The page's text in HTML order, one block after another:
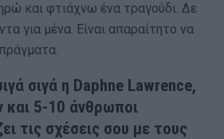
και φτιάχνω ένα τραγούδι. Δε
για μένα. Είναι απαραίτητο να
σιγά η Daphne Lawrence,
και 5-10 άνθρωποι
τις σχέσεις σου με τους